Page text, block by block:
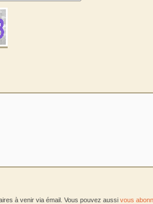
à venir via émail. Vous pouvez aussi vous